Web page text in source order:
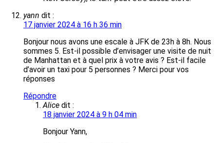
yann dit :
17 janvier 2024 à 16 h 36 min
Bonjour nous avons une escale à JFK de 23h à 8h. Nous
sommes 5. Est-il possible d’envisager une visite de nuit
de Manhattan et à quel prix à votre avis ? Est-il facile
d’avoir un taxi pour 5 personnes ? Merci pour vos
réponses
Répondre
Alice dit :
18 janvier 2024 à 9 h 04 min
Bonjour Yann,